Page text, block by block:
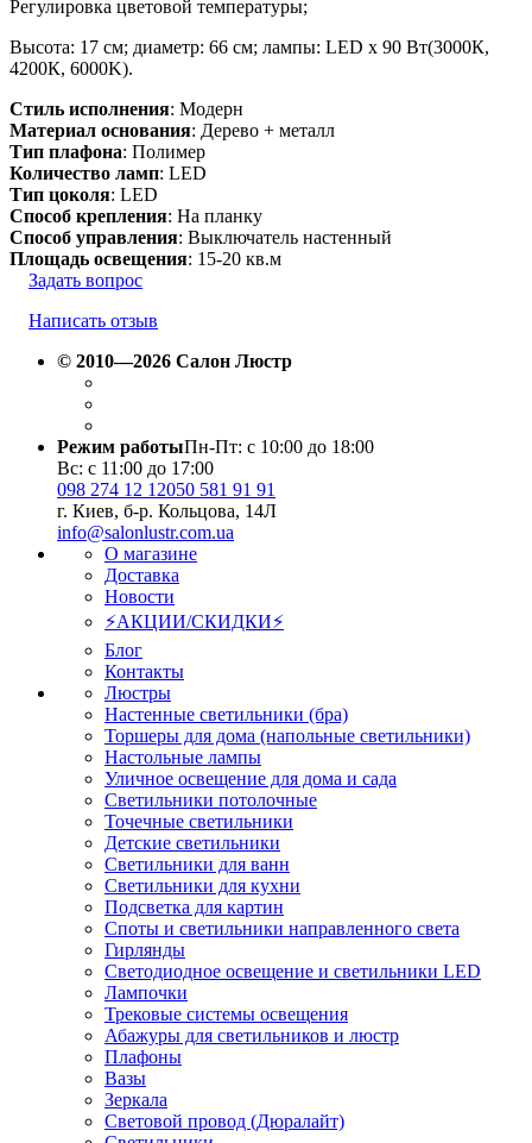
Регулировка цветовой температуры;
Высота: 17 см; диаметр: 66 см; лампы: LED х 90 Вт(3000К,
4200К, 6000K).
Стиль исполнения: Модерн
Материал основания: Дерево + металл
Тип плафона: Полимер
Количество ламп: LED
Тип цоколя: LED
Способ крепления: На планку
Способ управления: Выключатель настенный
Площадь освещения: 15-20 кв.м
Задать вопрос
Написать отзыв
© 2010—2026 Салон Люстр
Режим работыПн-Пт: с 10:00 до 18:00
Вс: с 11:00 до 17:00
098 274 12 12050 581 91 91
г. Киев, б-р. Кольцова, 14Л
info@salonlustr.com.ua
О магазине
Доставка
Новости
⚡АКЦИИ/СКИДКИ⚡
Блог
Контакты
Люстры
Настенные светильники (бра)
Торшеры для дома (напольные светильники)
Настольные лампы
Уличное освещение для дома и сада
Светильники потолочные
Точечные светильники
Детские светильники
Светильники для ванн
Светильники для кухни
Подсветка для картин
Споты и светильники направленного света
Гирлянды
Светодиодное освещение и светильники LED
Лампочки
Трековые системы освещения
Абажуры для светильников и люстр
Плафоны
Вазы
Зеркала
Световой провод (Дюралайт)